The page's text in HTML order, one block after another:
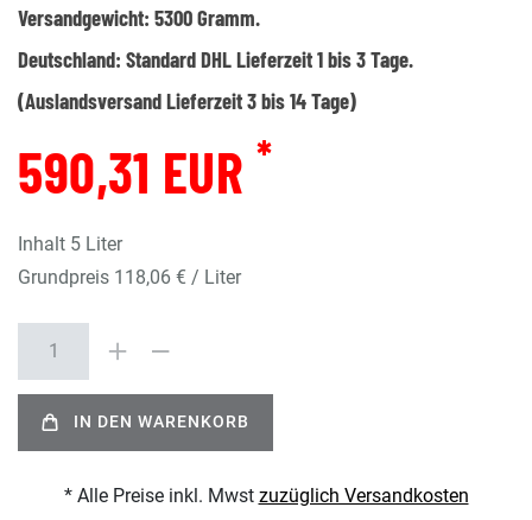
Versandgewicht: 5300Gramm.
Deutschland: Standard DHL Lieferzeit 1 bis 3 Tage.
(Auslandsversand Lieferzeit 3 bis 14 Tage)
590,31 EUR *
Inhalt 5 Liter
Grundpreis 118,06 € / Liter
IN DEN WARENKORB
* Alle Preise inkl. Mwst zuzüglich Versandkosten